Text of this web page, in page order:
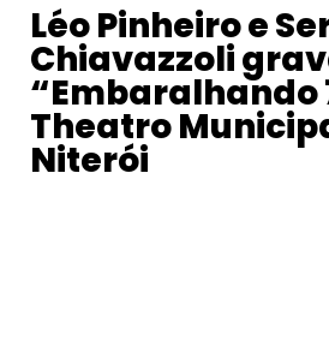
Léo Pinheiro e
Chiavazzoli
“Embaralhando
Theatro
Niterói